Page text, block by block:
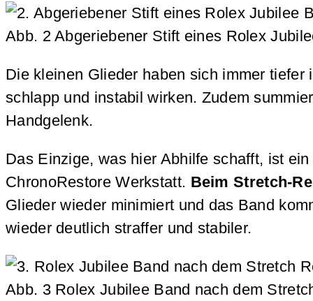
Abb. 2 Abgeriebener Stift eines Rolex
Die kleinen Glieder haben sich immer
schlapp und instabil wirken. Zudem
Handgelenk.
Das Einzige, was hier Abhilfe schafft, ist
ChronoRestore Werkstatt. Beim Stretch-
Glieder wieder minimiert und das Band
wieder deutlich straffer und stabiler.
Abb. 3 Rolex Jubilee Band nach dem